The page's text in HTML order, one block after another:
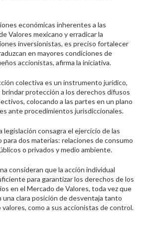
económicas inherentes a las
Valores mexicano y erradicar la
inversionistas, es preciso fortalecer
en mayores condiciones de
accionistas, afirma la iniciativa.
colectiva es un instrumento jurídico,
protección a los derechos difusos
colocando a las partes en un plano
ante procedimientos jurisdiccionales.
legislación consagra el ejercicio de las
dos materias: relaciones de consumo
o privados y medio ambiente.
consideran que la acción individual
para garantizar los derechos de los
en el Mercado de Valores, toda vez que
clara posición de desventaja tanto
como a sus accionistas de control.